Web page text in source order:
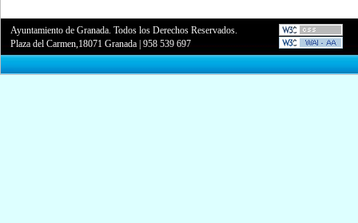
Ayuntamiento de Granada. Todos los Derechos Reservados.
Plaza del Carmen,18071 Granada |958 539 697